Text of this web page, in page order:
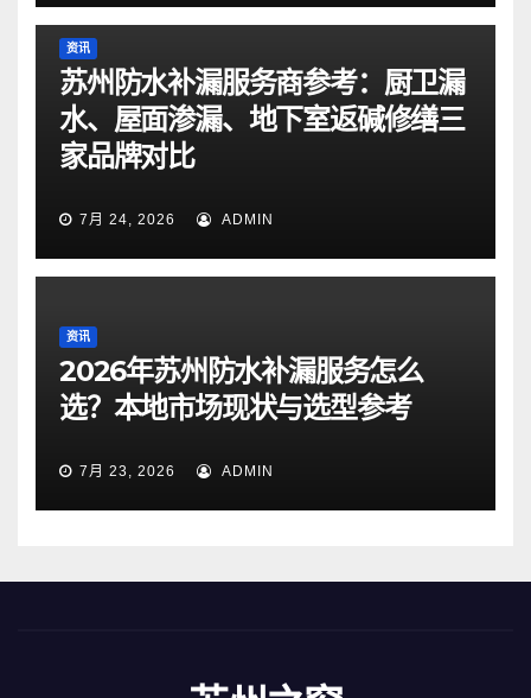
资讯
苏州防水补漏服务商参考：厨卫漏
水、屋面渗漏、地下室返碱修缮三
家品牌对比
7月 24, 2026 ADMIN
资讯
2026年苏州防水补漏服务怎么
选？本地市场现状与选型参考
7月 23, 2026 ADMIN